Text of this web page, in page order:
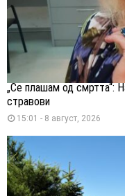
„Се плашам од смртта“:
стравови
15:01 - 8 август, 2026